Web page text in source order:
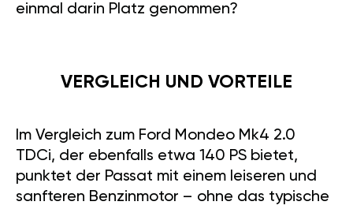
einmal darin Platz genommen?
VERGLEICH UND VORTEILE
Im Vergleich zum Ford Mondeo Mk4 2.0
TDCi, der ebenfalls etwa 140 PS bietet,
punktet der Passat mit einem leiseren und
sanfteren Benzinmotor – ohne das typische